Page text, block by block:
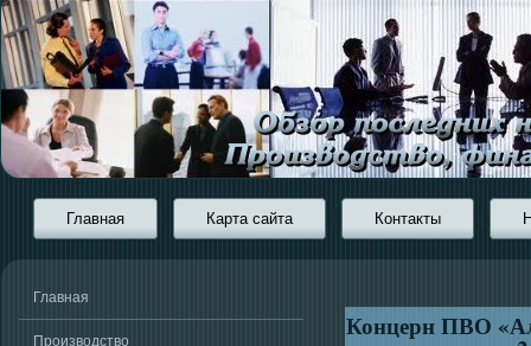
Главная Карта сайта Контакты
Главная
Производство Концерн ПВО